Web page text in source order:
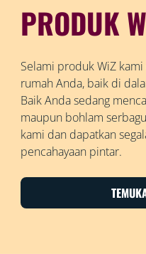
PRODUK
Selami produk WiZ
rumah Anda, baik di
Baik Anda sedang
maupun bohlam
kami dan dapatkan
pencahayaan pintar.